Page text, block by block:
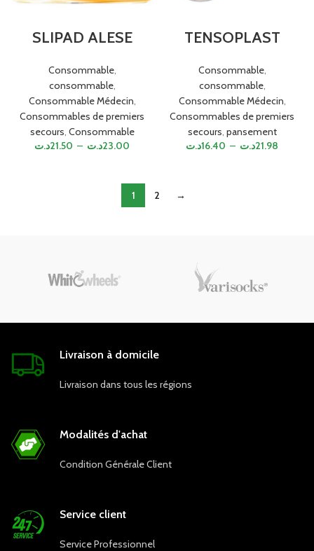
SLIPAD ALESE
Consommable,
consommable,
Consommable Médecin,
Consommables de premiers
secours, Consommable
21.50د.ت – 23.00د.ت
TENSOPLAST
Consommable,
consommable,
Consommable Médecin,
Consommables de premiers
secours, pansement
16.40د.ت – 21.98د.ت
1 2 →
Livraison à domicile
Livraison dans tous les régions
Modalités d'achat
Condition Générale Client
Service client
Service Professionnel